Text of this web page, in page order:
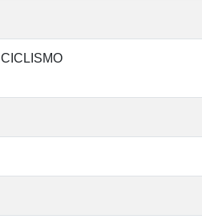
CICLISMO